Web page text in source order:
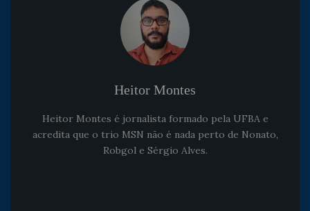
Heitor Montes
Heitor Montes é jornalista formado pela UFBA e
acredita que o trio MSN não é nada perto de Nonato,
Robgol e Sérgio Alves.